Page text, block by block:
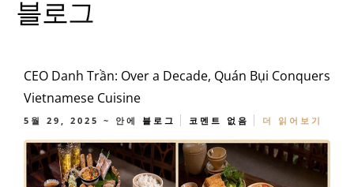
블로그
CEO Danh Trần: Over a Decade, Quán Bụi Conquers
Vietnamese Cuisine
5월 29, 2025 ~ 안에 블로그 코멘트 없음 더 읽어보기